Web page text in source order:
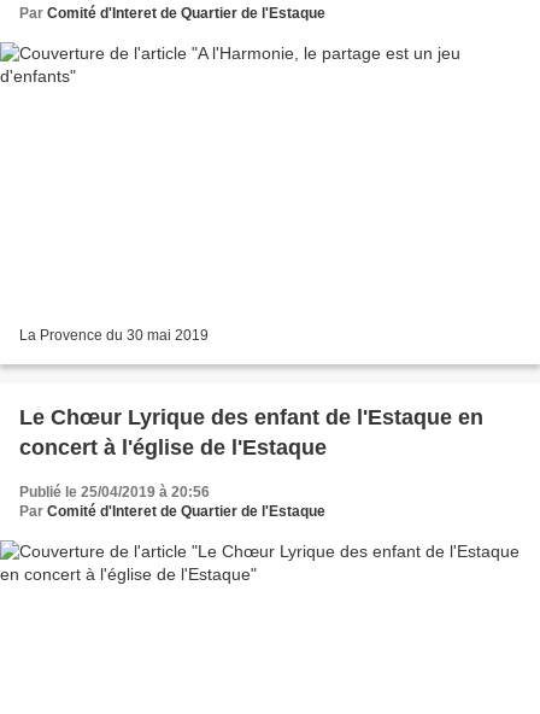
Par Comité d'Interet de Quartier de l'Estaque
La Provence du 30 mai 2019
Le Chœur Lyrique des enfant de l'Estaque en
concert à l'église de l'Estaque
Publié le 25/04/2019 à 20:56
Par Comité d'Interet de Quartier de l'Estaque